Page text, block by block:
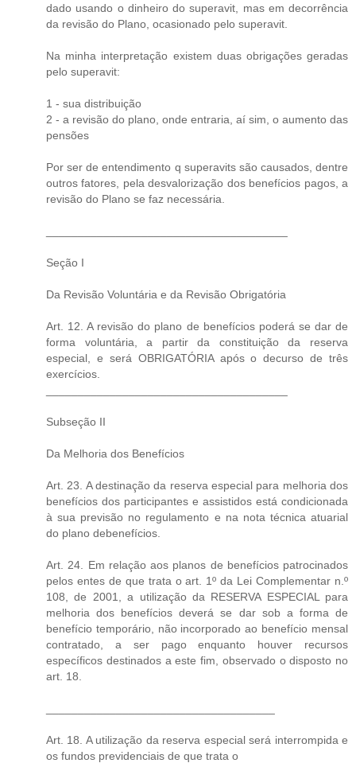
dado usando o dinheiro do superavit, mas em decorrência
da revisão do Plano, ocasionado pelo superavit.
Na minha interpretação existem duas obrigações geradas
pelo superavit:
1 - sua distribuição
2 - a revisão do plano, onde entraria, aí sim, o aumento das
pensões
Por ser de entendimento q superavits são causados, dentre
outros fatores, pela desvalorização dos benefícios pagos, a
revisão do Plano se faz necessária.
Seção I
Da Revisão Voluntária e da Revisão Obrigatória
Art. 12. A revisão do plano de benefícios poderá se dar de
forma voluntária, a partir da constituição da reserva
especial, e será OBRIGATÓRIA após o decurso de três
exercícios.
Subseção II
Da Melhoria dos Benefícios
Art. 23. A destinação da reserva especial para melhoria dos
benefícios dos participantes e assistidos está condicionada
à sua previsão no regulamento e na nota técnica atuarial
do plano debenefícios.
Art. 24. Em relação aos planos de benefícios patrocinados
pelos entes de que trata o art. 1º da Lei Complementar n.º
108, de 2001, a utilização da RESERVA ESPECIAL para
melhoria dos benefícios deverá se dar sob a forma de
benefício temporário, não incorporado ao benefício mensal
contratado, a ser pago enquanto houver recursos
específicos destinados a este fim, observado o disposto no
art. 18.
Art. 18. A utilização da reserva especial será interrompida e
os fundos previdenciais de que trata o